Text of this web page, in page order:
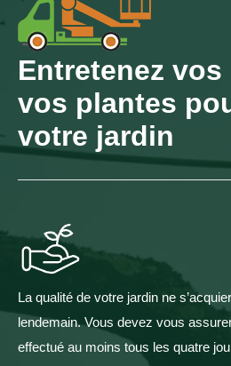
Entretenez
vos plantes
votre jardin
La qualité de votre jardin ne
lendemain. Vous devez vous
effectué au moins tous les quatre